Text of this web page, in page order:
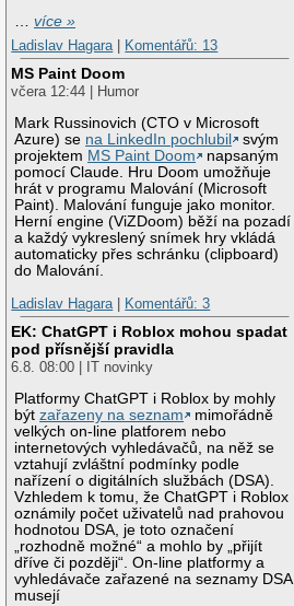
…více »
Ladislav Hagara
Komentářů: 13
MS Paint Doom
včera 12:44 | Humor
Mark Russinovich (CTO v Microsoft
Azure) se na LinkedIn pochlubil
svým
projektem MS Paint Doom
napsaným
pomocí Claude. Hru Doom umožňuje
hrát v programu Malování (Microsoft
Paint). Malování funguje jako monitor.
Herní engine (ViZDoom) běží na pozadí
a každý vykreslený snímek hry vkládá
automaticky přes schránku (clipboard)
do Malování.
Ladislav Hagara
Komentářů: 3
EK: ChatGPT i Roblox mohou spadat
pod přísnější pravidla
6.8. 08:00 | IT novinky
Platformy ChatGPT i Roblox by mohly
býtzařazeny na seznam
mimořádně
velkých on-line platforem nebo
internetových vyhledávačů, na něž se
vztahují zvláštní podmínky podle
nařízení o digitálních službách (DSA).
Vzhledem k tomu, že ChatGPT i Roblox
oznámily počet uživatelů nad prahovou
hodnotou DSA, je toto označení
„rozhodně možné“ a mohlo by „přijít
dříve či později“. On-line platformy a
vyhledávače zařazené na seznamy DSA
musejí